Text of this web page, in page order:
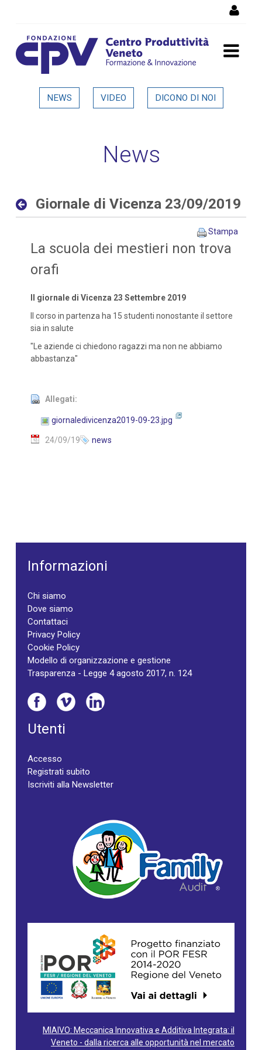
Giornale di Vicenza
NEWS VIDEO DICONO DI NOI
News
Giornale di Vicenza 23/09/2019
Stampa
La scuola dei mestieri non trova
orafi
Il giornale di Vicenza 23 Settembre 2019
Il corso in partenza ha 15 studenti nonostante il settore
sia in salute
"Le aziende ci chiedono ragazzi ma non ne abbiamo
abbastanza"
Allegati:
giornaledivicenza2019-09-23.jpg
24/09/19 news
Informazioni
Chi siamo
Dove siamo
Contattaci
Privacy Policy
Cookie Policy
Modello di organizzazione e gestione
Trasparenza - Legge 4 agosto 2017, n. 124
Utenti
Accesso
Registrati subito
Iscriviti alla Newsletter
MIAIVO: Meccanica Innovativa e Additiva Integrata: il
Veneto - dalla ricerca alle opportunità nel mercato